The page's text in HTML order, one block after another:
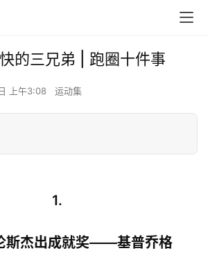
的三兄弟 | 跑圈十件事
上午3:08 运动集
1.
斯杰出成就奖——基普乔格